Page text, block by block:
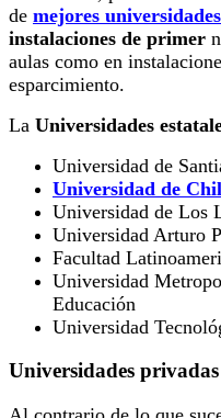
de mejores
instalaciones de primer
aulas como en
esparcimiento.
La Universidades
Universidad de
Universidad de
Universidad de Los
Universidad Arturo
Facultad
Universidad
Educación
Universidad
Universidades